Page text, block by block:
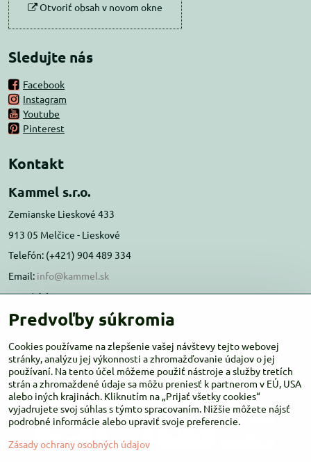
Otvoriť obsah v novom okne
Sledujte nás
Facebook
Instagram
Youtube
Pinterest
Kontakt
Kammel s.r.o.
Zemianske Lieskové 433
913 05 Melčice - Lieskové
Telefón: (+421) 904 489 334
Email: info@kammel.sk
Prevádzka:
Administratívna budova PD Melčice
Otváracie hodiny:PO-ŠT 8:00 - 16:00
PIA-NE Zatvorené
Predvoľby súkromia
Cookies používame na zlepšenie vašej návštevy tejto webovej
stránky, analýzu jej výkonnosti a zhromažďovanie údajov o jej
používaní. Na tento účel môžeme použiť nástroje a služby tretích
strán a zhromaždené údaje sa môžu preniesť k partnerom v EÚ, USA
alebo iných krajinách. Kliknutím na „Prijať všetky cookies“
vyjadrujete svoj súhlas s týmto spracovaním. Nižšie môžete nájsť
podrobné informácie alebo upraviť svoje preferencie.
Zásady ochrany osobných údajov